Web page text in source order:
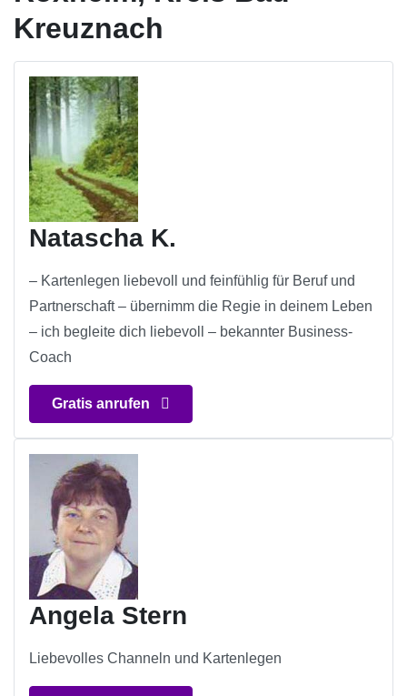
Kreuznach
Natascha K.
– Kartenlegen liebevoll und feinfühlig für Beruf und
Partnerschaft – übernimm die Regie in deinem Leben
– ich begleite dich liebevoll – bekannter Business-
Coach
Gratis anrufen
Angela Stern
Liebevolles Channeln und Kartenlegen